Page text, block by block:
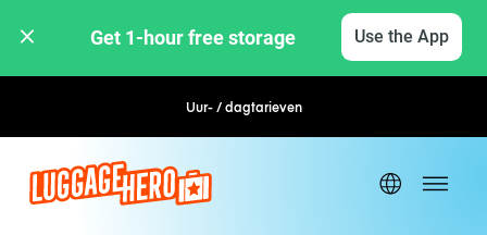
Get 1-hour free storage Use the App
Uur- / dagtarieven Flexibel boeken